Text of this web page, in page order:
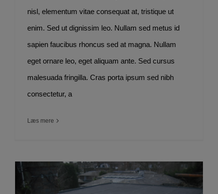
nisl, elementum vitae consequat at, tristique ut
enim. Sed ut dignissim leo. Nullam sed metus id
sapien faucibus rhoncus sed at magna. Nullam
eget ornare leo, eget aliquam ante. Sed cursus
malesuada fringilla. Cras porta ipsum sed nibh
consectetur, a
Læs mere